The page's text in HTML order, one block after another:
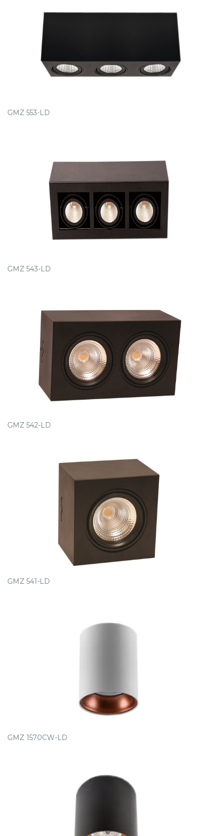
GMZ 553-LD
GMZ 543-LD
GMZ 542-LD
GMZ 541-LD
GMZ 1570CW-LD